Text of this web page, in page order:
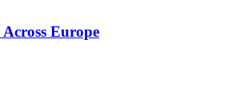
Europe